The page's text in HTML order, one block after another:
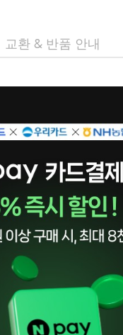
교환 & 반품 안내